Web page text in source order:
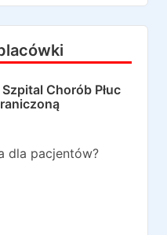
Szpital Chorób Płuc
dla pacjentów?